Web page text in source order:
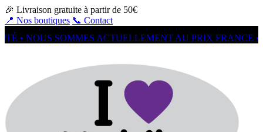
🎉 Livraison gratuite à partir de 50€
📍 Nos boutiques 📞 Contact
• NOUS SOMMES ACTUELLEMENT AU PRIX FRANCE •